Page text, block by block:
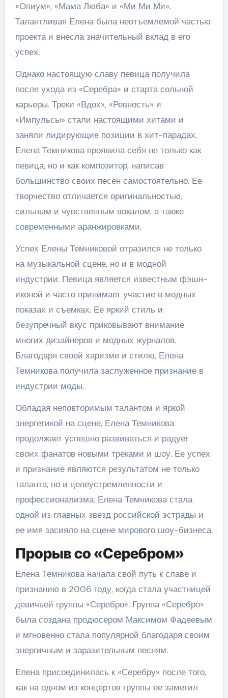
«Опиум», «Мама Люба» и «Ми Ми Ми».
Талантливая Елена была неотъемлемой частью
проекта и внесла значительный вклад в его
успех.
Однако настоящую славу певица получила
после ухода из «Серебра» и старта сольной
карьеры. Треки «Вдох», «Ревность» и
«Импульсы» стали настоящими хитами и
заняли лидирующие позиции в хит-парадах.
Елена Темникова проявила себя не только как
певица, но и как композитор, написав
большинство своих песен самостоятельно. Ее
творчество отличается оригинальностью,
сильным и чувственным вокалом, а также
современными аранжировками.
Успех Елены Темниковой отразился не только
на музыкальной сцене, но и в модной
индустрии. Певица является известным фэшн-
иконой и часто принимает участие в модных
показах и съемках. Ее яркий стиль и
безупречный вкус приковывают внимание
многих дизайнеров и модных журналов.
Благодаря своей харизме и стилю, Елена
Темникова получила заслуженное признание в
индустрии моды.
Обладая неповторимым талантом и яркой
энергетикой на сцене, Елена Темникова
продолжает успешно развиваться и радует
своих фанатов новыми треками и шоу. Ее успех
и признание являются результатом не только
таланта, но и целеустремленности и
профессионализма. Елена Темникова стала
одной из главных звезд российской эстрады и
ее имя засияло на сцене мирового шоу-бизнеса.
Прорыв со «Серебром»
Елена Темникова начала свой путь к славе и
признанию в 2006 году, когда стала участницей
девичьей группы «Серебро». Группа «Серебро»
была создана продюсером Максимом Фадеевым
и мгновенно стала популярной благодаря своим
энергичным и заразительным песням.
Елена присоединилась к «Серебру» после того,
как на одном из концертов группы ее заметил